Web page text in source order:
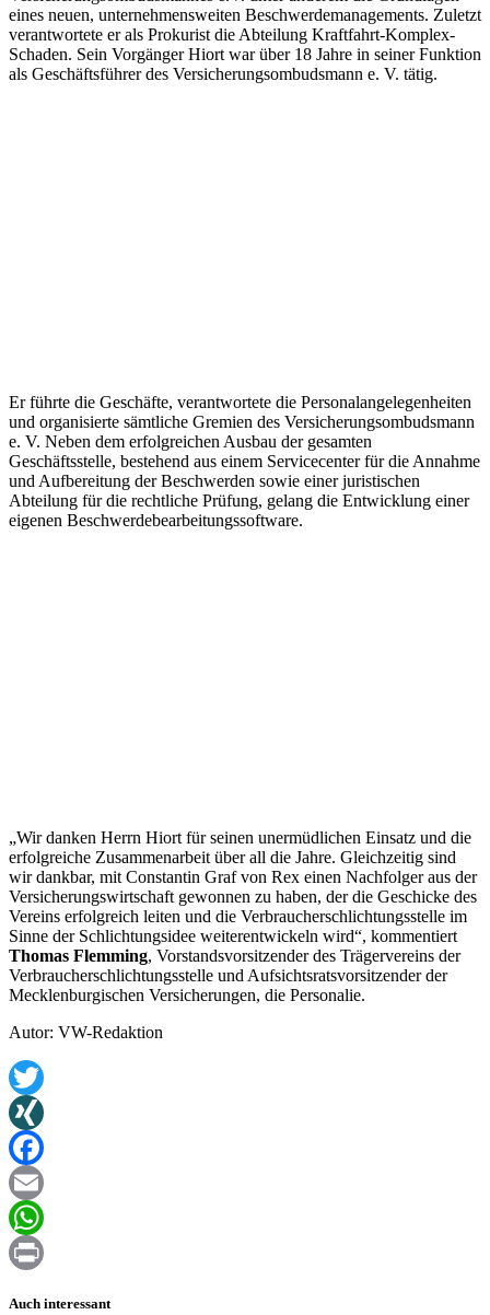
eines neuen, unternehmensweiten Beschwerdemanagements. Zuletzt
verantwortete er als Prokurist die Abteilung Kraftfahrt-Komplex-
Schaden. Sein Vorgänger Hiort war über 18 Jahre in seiner Funktion
als Geschäftsführer des Versicherungsombudsmann e. V. tätig.
Er führte die Geschäfte, verantwortete die Personalangelegenheiten
und organisierte sämtliche Gremien des Versicherungsombudsmann
e. V. Neben dem erfolgreichen Ausbau der gesamten
Geschäftsstelle, bestehend aus einem Servicecenter für die Annahme
und Aufbereitung der Beschwerden sowie einer juristischen
Abteilung für die rechtliche Prüfung, gelang die Entwicklung einer
eigenen Beschwerdebearbeitungssoftware.
„Wir danken Herrn Hiort für seinen unermüdlichen Einsatz und die
erfolgreiche Zusammenarbeit über all die Jahre. Gleichzeitig sind
wir dankbar, mit Constantin Graf von Rex einen Nachfolger aus der
Versicherungswirtschaft gewonnen zu haben, der die Geschicke des
Vereins erfolgreich leiten und die Verbraucherschlichtungsstelle im
Sinne der Schlichtungsidee weiterentwickeln wird“, kommentiert
Thomas Flemming, Vorstandsvorsitzender des Trägervereins der
Verbraucherschlichtungsstelle und Aufsichtsratsvorsitzender der
Mecklenburgischen Versicherungen, die Personalie.
Autor: VW-Redaktion
Twitter
XING
Facebook
Email
WhatsApp
Auch interessant